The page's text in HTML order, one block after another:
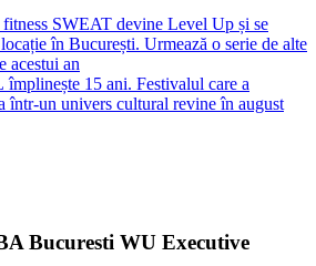
fitness SWEAT devine Level Up și se
în București. Urmează o serie de alte
acestui an
15 ani. Festivalul care a
într-un univers cultural revine în august
Bucuresti WU Executive